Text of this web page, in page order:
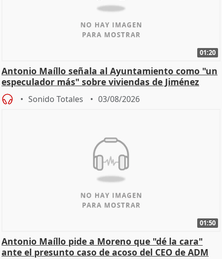
01:20
Antonio Maíllo señala al Ayuntamiento como "un
especulador más" sobre viviendas de Jiménez
Becerril
Sonido Totales 03/08/2026
01:50
Antonio Maíllo pide a Moreno que "dé la cara"
ante el presunto caso de acoso del CEO de ADM